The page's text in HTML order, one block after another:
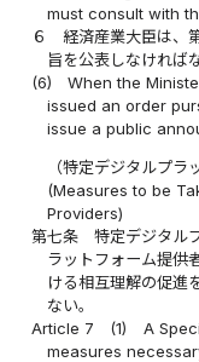
must consult with
６
経済産業大臣は、
旨を公表しなければ
(6)
When the
issued an order
issue a public
（特定デジタルプラ
(Measures to be
Providers)
第七条
特定デジタル
ラットフォーム提供
ける相互理解の促進
ない。
Article 7
(1)
A
measures